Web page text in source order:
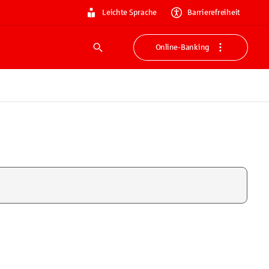
Leichte Sprache Barrierefreiheit
Suche
Online-Banking